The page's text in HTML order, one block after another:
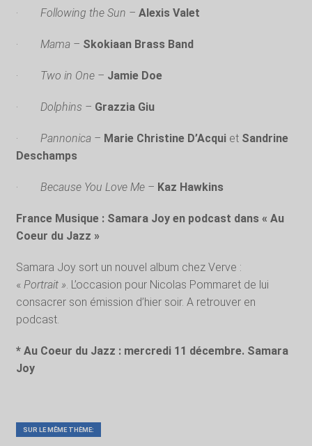
· Following the Sun – Alexis Valet
· Mama – Skokiaan Brass Band
· Two in One – Jamie Doe
· Dolphins – Grazzia Giu
· Pannonica – Marie Christine D’Acqui etSandrine
Deschamps
· Because You Love Me – Kaz Hawkins
France Musique : Samara Joy en podcast dans « Au
Coeur du Jazz »
Samara Joy sort un nouvel album chez Verve :
« Portrait ». L’occasion pour Nicolas Pommaret de lui
consacrer son émission d’hier soir. A retrouver en
podcast.
* Au Coeur du Jazz : mercredi 11 décembre. Samara
Joy
SUR LE MÊME THÈME: